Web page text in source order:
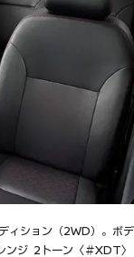
ィション（2WD）。ボデ
ンジ 2トーン〈＃XDT〉